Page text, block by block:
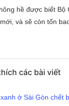
hề được biết Bộ
và sẽ còn tốn
các bài viết
ở Sài Gòn chết